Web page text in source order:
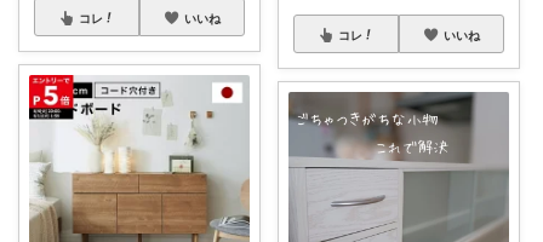
コレ いいね
コレ いいね